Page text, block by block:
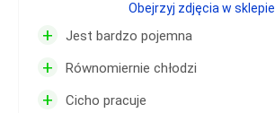
+ Jest bardzo pojemna
+ Równomiernie chłodzi
+ Cicho pracuje
Obejrzyj zdjęcia w sklepie